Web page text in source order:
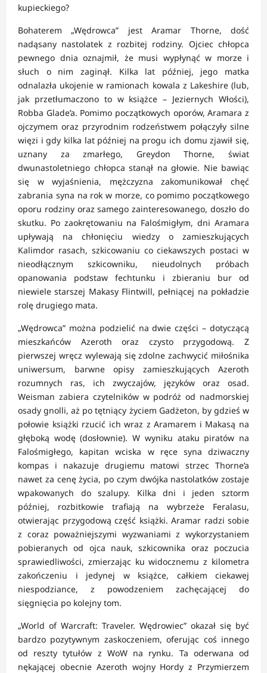
kupieckiego?
Bohaterem „Wędrowca” jest Aramar Thorne, dość
nadąsany nastolatek z rozbitej rodziny. Ojciec chłopca
pewnego dnia oznajmił, że musi wypłynąć w morze i
słuch o nim zaginął. Kilka lat później, jego matka
odnalazła ukojenie w ramionach kowala z Lakeshire (lub,
jak przetłumaczono to w książce – Jeziernych Włości),
Robba Glade’a. Pomimo początkowych oporów, Aramara z
ojczymem oraz przyrodnim rodzeństwem połączyły silne
więzi i gdy kilka lat później na progu ich domu zjawił się,
uznany za zmarłego, Greydon Thorne, świat
dwunastoletniego chłopca stanął na głowie. Nie bawiąc
się w wyjaśnienia, mężczyzna zakomunikował chęć
zabrania syna na rok w morze, co pomimo początkowego
oporu rodziny oraz samego zainteresowanego, doszło do
skutku. Po zaokrętowaniu na Falośmigłym, dni Aramara
upływają na chłonięciu wiedzy o zamieszkujących
Kalimdor rasach, szkicowaniu co ciekawszych postaci w
nieodłącznym szkicowniku, nieudolnych próbach
opanowania podstaw fechtunku i zbieraniu bur od
niewiele starszej Makasy Flintwill, pełniącej na pokładzie
rolę drugiego mata.
„Wędrowca” można podzielić na dwie części – dotyczącą
mieszkańców Azeroth oraz czysto przygodową. Z
pierwszej wręcz wylewają się zdolne zachwycić miłośnika
uniwersum, barwne opisy zamieszkujących Azeroth
rozumnych ras, ich zwyczajów, języków oraz osad.
Weisman zabiera czytelników w podróż od nadmorskiej
osady gnolli, aż po tętniący życiem Gadżeton, by gdzieś w
połowie książki rzucić ich wraz z Aramarem i Makasą na
głęboką wodę (dosłownie). W wyniku ataku piratów na
Falośmigłego, kapitan wciska w ręce syna dziwaczny
kompas i nakazuje drugiemu matowi strzec Thorne’a
nawet za cenę życia, po czym dwójka nastolatków zostaje
wpakowanych do szalupy. Kilka dni i jeden sztorm
później, rozbitkowie trafiają na wybrzeże Feralasu,
otwierając przygodową część książki. Aramar radzi sobie
z coraz poważniejszymi wyzwaniami z wykorzystaniem
pobieranych od ojca nauk, szkicownika oraz poczucia
sprawiedliwości, zmierzając ku widocznemu z kilometra
zakończeniu i jedynej w książce, całkiem ciekawej
niespodziance, z powodzeniem zachęcającej do
sięgnięcia po kolejny tom.
„World of Warcraft: Traveler. Wędrowiec” okazał się być
bardzo pozytywnym zaskoczeniem, oferując coś innego
od reszty tytułów z WoW na rynku. Ta oderwana od
nękającej obecnie Azeroth wojny Hordy z Przymierzem